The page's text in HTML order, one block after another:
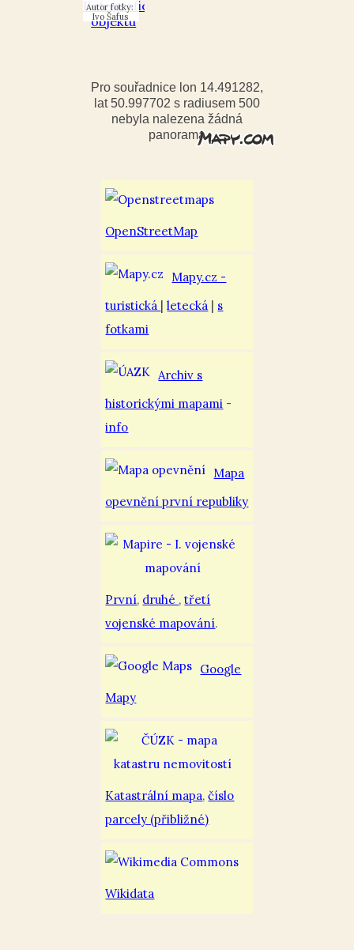
Autor fotky:
Ivo Šafus
Pro souřadnice lon 14.491282,
lat 50.997702 s radiusem 500
nebyla nalezena žádná
panorama
OpenStreetMap
Mapy.cz -
turistická |letecká | s
fotkami
Archiv s
historickými mapami -
info
Mapa
opevnění první republiky
První, druhé ,třetí
vojenské mapování.
Google
Mapy
Katastrální mapa,číslo
parcely (přibližné)
Wikidata